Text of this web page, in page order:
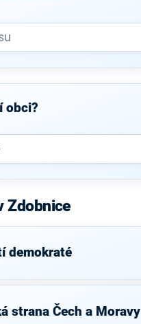
obci?
Zdobnice
demokraté
strana Čech a Moravy